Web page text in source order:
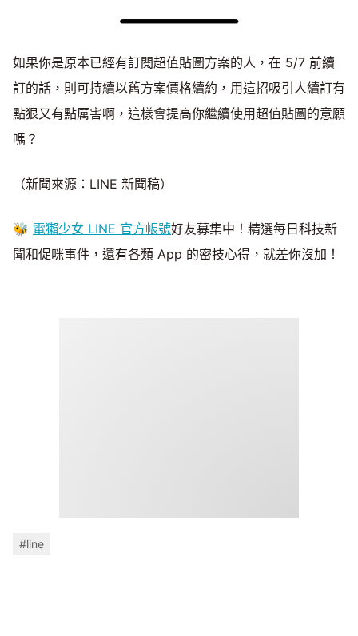
如果你是原本已經有訂閱超值貼圖方案的人，在 5/7 前續
訂的話，則可持續以舊方案價格續約，用這招吸引人續訂有
點狠又有點厲害啊，這樣會提高你繼續使用超值貼圖的意願
嗎？
（新聞來源：LINE 新聞稿）
🐝 電獺少女 LINE 官方帳號好友募集中！精選每日科技新
聞和促咪事件，還有各類 App 的密技心得，就差你沒加！
#line